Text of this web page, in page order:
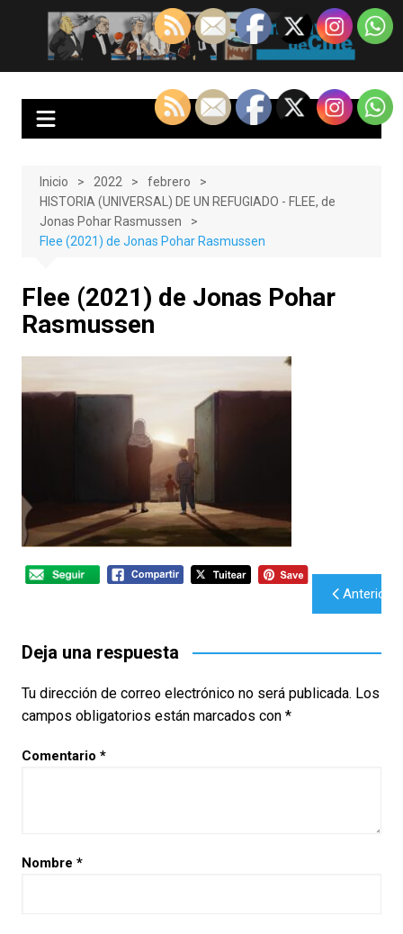
contenido
EnClave de Cine
Crítica cinematográfica y audiovisual. Punto de encuentro para los
Inicio 2022
febrero
HISTORIA (UNIVERSAL) DE UN REFUGIADO - FLEE, de
Jonas Pohar Rasmussen
Flee (2021) de Jonas Pohar Rasmussen
Flee (2021) de Jonas Pohar
Rasmussen
Navegación
entradas
Anterior
Deja una respuesta
Tu dirección de correo electrónico no será publicada. Los
campos obligatorios están marcados con *
Comentario *
Nombre *